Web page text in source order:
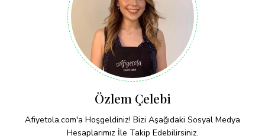
Özlem Çelebi
Afiyetola.com'a Hoşgeldiniz! Bizi Aşağıdaki Sosyal Medya
Hesaplarımız İle Takip Edebilirsiniz.